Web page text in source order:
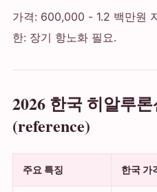
가격: 600,000 - 1.2 백만원
한: 장기 항노화 필요.
2026 한국 히알루
(reference)
주요 특징 한국 가